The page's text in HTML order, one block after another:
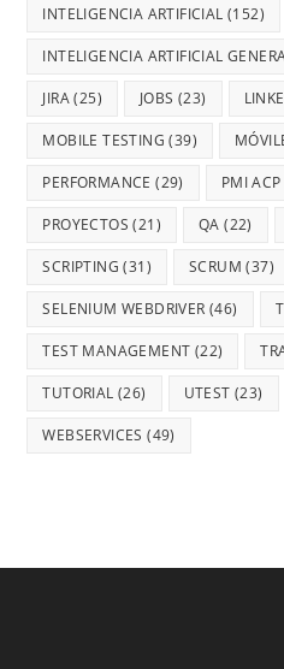
INTELIGENCIA ARTIFICIAL (152)
INTELIGENCIA ARTIFICIAL
JIRA(25) JOBS (23)
MOBILE TESTING (39)
PERFORMANCE (29) PMI ACP
PROYECTOS (21) QA (22)
SCRIPTING (31) SCRUM (37)
SELENIUM WEBDRIVER (46)
TEST MANAGEMENT (22)
TUTORIAL (26) UTEST (23)
WEBSERVICES (49)